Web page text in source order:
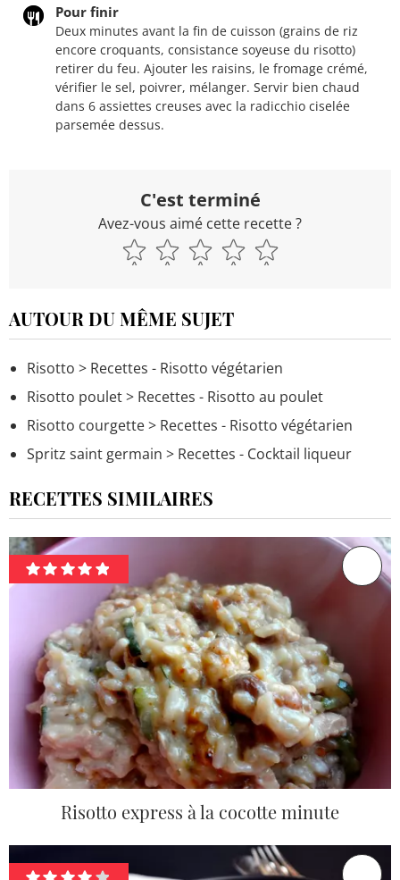
Pour finir
Deux minutes avant la fin de cuisson (grains de riz
encore croquants, consistance soyeuse du risotto)
retirer du feu. Ajouter les raisins, le fromage crémé,
vérifier le sel, poivrer, mélanger. Servir bien chaud
dans 6 assiettes creuses avec la radicchio ciselée
parsemée dessus.
C'est terminé
Avez-vous aimé cette recette ?
AUTOUR DU MÊME SUJET
Risotto > Recettes - Risotto végétarien
Risotto poulet> Recettes - Risotto au poulet
Risotto courgette> Recettes - Risotto végétarien
Spritz saint germain > Recettes - Cocktail liqueur
RECETTES SIMILAIRES
Risotto express à la cocotte minute